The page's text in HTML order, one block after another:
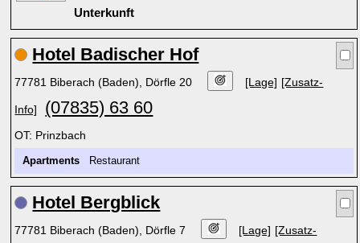
Unterkunft
Hotel Badischer Hof
77781 Biberach (Baden), Dörfle 20 [Lage] [Zusatz-
Info] (07835) 63 60
OT: Prinzbach
Apartments Restaurant
Hotel Bergblick
77781 Biberach (Baden), Dörfle 7 [Lage] [Zusatz-